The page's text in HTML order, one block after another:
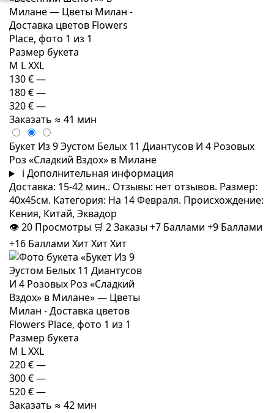
Размер букета
M LXXL
130 €—
180 €—
320 €—
Заказать ≈ 41 мин
Букет Из 9 Эустом Белых 11 Диантусов И 4 Розовых
Роз «Сладкий Вздох» в Милане
i Дополнительная информация
Доставка: 15-42 мин.. Отзывы: нет отзывов. Размер:
40x45см. Категория: На 14 Февраля. Происхождение:
Кения, Китай, Эквадор
👁20 Просмотры 🛒 2Заказы+7 Баллами +9 Баллами
+16 Баллами ХитХитХит
Размер букета
M LXXL
220 €—
300 €—
520 €—
Заказать ≈ 42 мин